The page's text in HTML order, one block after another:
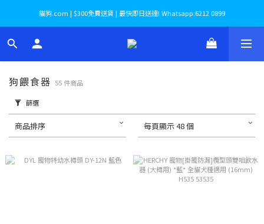
貓狗.com | $300免費送貨 | 最快即日送達! Whatsapp:6212 0899
狗餵食器 55 件商品
篩選
商品排序 每頁顯示 48 個